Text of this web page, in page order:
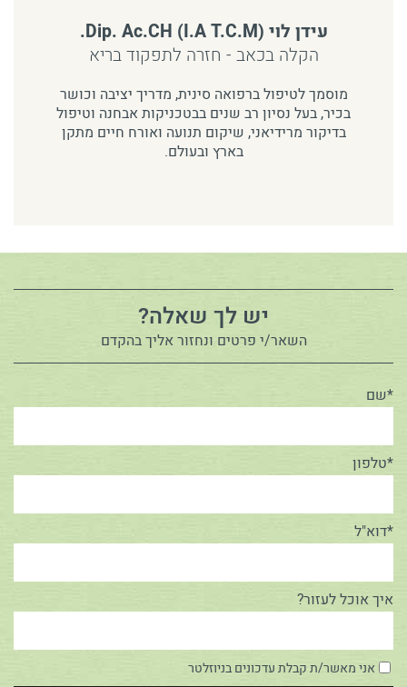
עידן לוי (Dip. Ac.CH (I.A T.C.M.
הקלה בכאב - חזרה לתפקוד בריא
מוסמך לטיפול ברפואה סינית, מדריך יציבה וכושר
בכיר, בעל נסיון רב שנים בבטכניקות אבחנה וטיפול
בדיקור מרידיאני, שיקום תנועה ואורח חיים מתקן
בארץ ובעולם.
יש לך שאלה?
השאר/י פרטים ונחזור אליך בהקדם
*שם
*טלפון
*דוא"ל
איך אוכל לעזור?
אני מאשר/ת קבלת עדכונים בניוזלטר